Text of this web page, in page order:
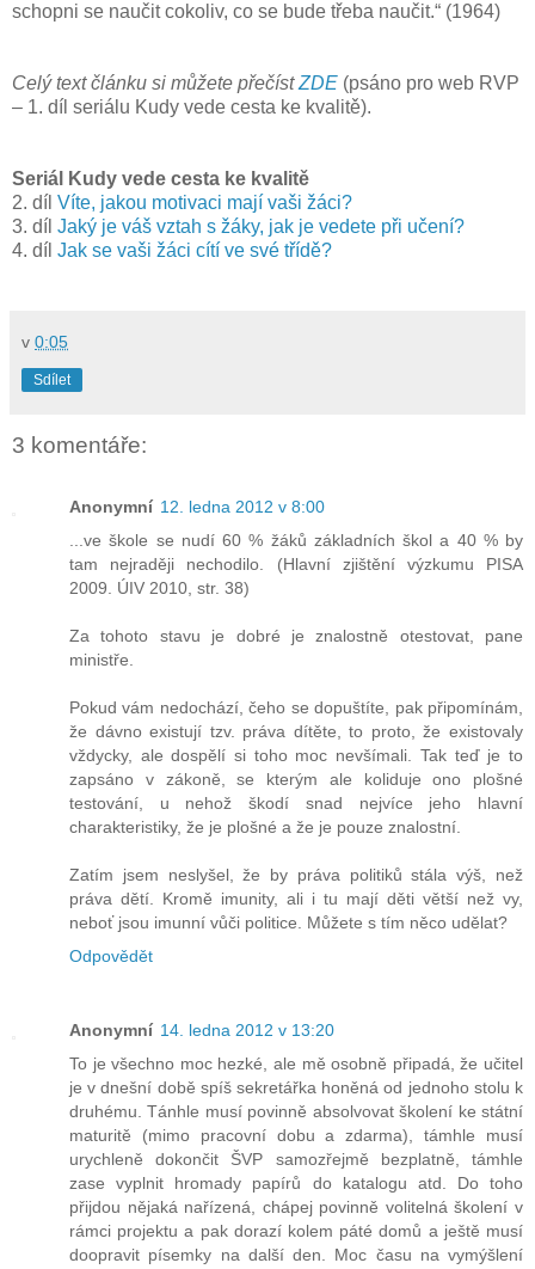
schopni se naučit cokoliv, co se bude třeba naučit.“ (1964)
Celý text článku si můžete přečístZDE (psáno pro web RVP
– 1. díl seriálu Kudy vede cesta ke kvalitě).
Seriál Kudy vede cesta ke kvalitě
2. díl Víte, jakou motivaci mají vaši žáci?
3. díl Jaký je váš vztah s žáky, jak je vedete při učení?
4. díl Jak se vaši žáci cítí ve své třídě?
v 0:05
Sdílet
3 komentáře:
Anonymní 12. ledna 2012 v 8:00
...ve škole se nudí 60 % žáků základních škol a 40 % by
tam nejraději nechodilo. (Hlavní zjištění výzkumu PISA
2009. ÚIV 2010, str. 38)
Za tohoto stavu je dobré je znalostně otestovat, pane
ministře.
Pokud vám nedochází, čeho se dopuštíte, pak připomínám,
že dávno existují tzv. práva dítěte, to proto, že existovaly
vždycky, ale dospělí si toho moc nevšímali. Tak teď je to
zapsáno v zákoně, se kterým ale koliduje ono plošné
testování, u nehož škodí snad nejvíce jeho hlavní
charakteristiky, že je plošné a že je pouze znalostní.
Zatím jsem neslyšel, že by práva politiků stála výš, než
práva dětí. Kromě imunity, ali i tu mají děti větší než vy,
neboť jsou imunní vůči politice. Můžete s tím něco udělat?
Odpovědět
Anonymní 14. ledna 2012 v 13:20
To je všechno moc hezké, ale mě osobně připadá, že učitel
je v dnešní době spíš sekretářka honěná od jednoho stolu k
druhému. Tánhle musí povinně absolvovat školení ke státní
maturitě (mimo pracovní dobu a zdarma), támhle musí
urychleně dokončit ŠVP samozřejmě bezplatně, támhle
zase vyplnit hromady papírů do katalogu atd. Do toho
přijdou nějaká nařízená, chápej povinně volitelná školení v
rámci projektu a pak dorazí kolem páté domů a ještě musí
doopravit písemky na další den. Moc času na vymýšlení